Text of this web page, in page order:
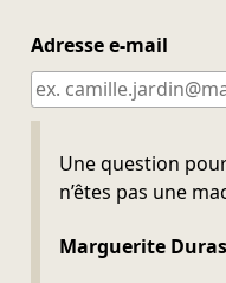
Adresse e-mail
Une question
n’êtes pas une
Marguerite
Ne pas remplir